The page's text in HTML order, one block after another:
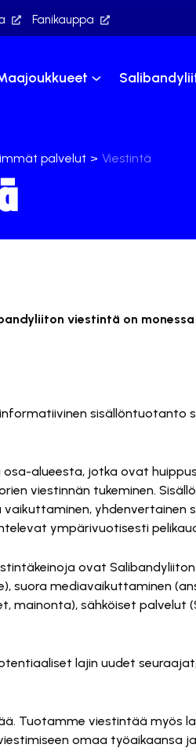
Fanikauppa
palvelut > Viestintä
viestintä on
sisällöntuotanto
osa-alueesta, jotka ovat
viestinnän tukeminen.
yhdenvertainen
ympärivuotisesti
ovat
suora mediavaikuttaminen
sähköiset palvelut
lajin uudet
Tuotamme viestintää myös
omaa työaikaansa